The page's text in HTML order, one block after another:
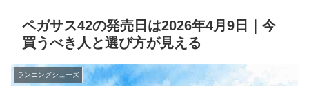
ペガサス42の発売日は2026年4月9日｜今
買うべき人と選び方が見える
ランニングシューズ